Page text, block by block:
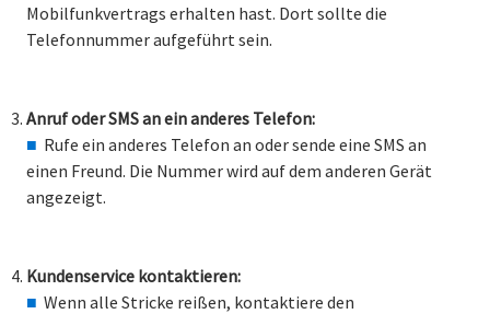
Mobilfunkvertrags erhalten hast. Dort sollte die
Telefonnummer aufgeführt sein.
Anruf oder SMS an ein anderes Telefon:
Rufe ein anderes Telefon an oder sende eine SMS an
einen Freund. Die Nummer wird auf dem anderen Gerät
angezeigt.
Kundenservice kontaktieren:
Wenn alle Stricke reißen, kontaktiere den